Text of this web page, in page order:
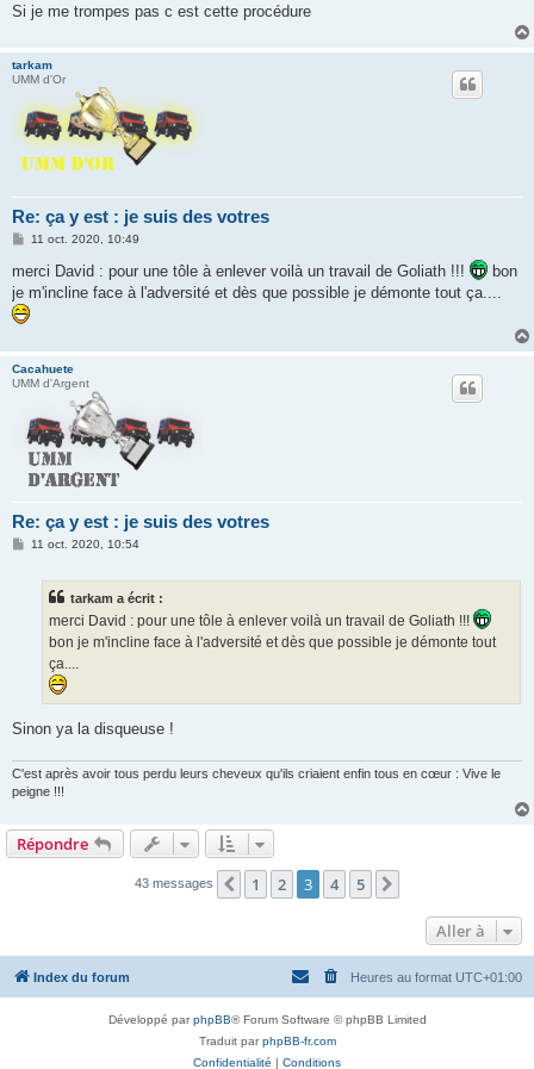
Si je me trompes pas c est cette procédure
tarkam
UMM d'Or
Re: ça y est : je suis des votres
M
s
a
g
e
11 oct. 2020, 10:49
merci David : pour une tôle à enlever voilà un travail de Goliath !!!
bon
je m'incline face à l'adversité et dès que possible je démonte tout ça....
Cacahuete
UMM d'Argent
Re: ça y est : je suis des votres
M
11 oct. 2020, 10:54
tarkam a écrit :
merci David : pour une tôle à enlever voilà un travail de Goliath !!!
bon je m'incline face à l'adversité et dès que possible je démonte tout
ça....
Sinon ya la disqueuse !
C'est après avoir tous perdu leurs cheveux qu'ils criaient enfin tous en cœur : Vive le
peigne !!!
Répondre
43 messages Précédente
1 2 3 4 5
Aller à
Index du forum Heures au format UTC+01:00
Développé parphpBB® Forum Software © phpBB Limited
Traduit parphpBB-fr.com
Confidentialité | Conditions